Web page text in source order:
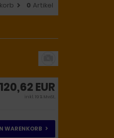
0 Artikel
120,62 EUR
inkl. 19 % MwSt.
WARENKORB